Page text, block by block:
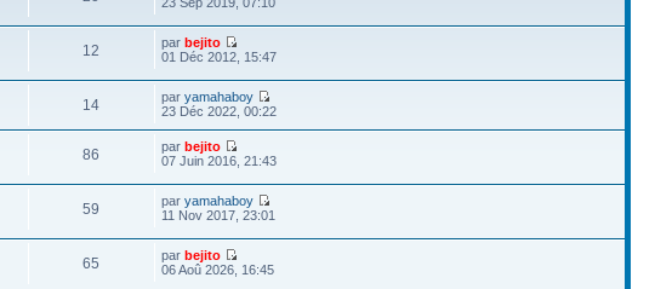
12 parbejito
01 Déc 2012, 15:47
14 paryamahaboy
23 Déc 2022, 00:22
86 parbejito
07 Juin 2016, 21:43
59 paryamahaboy
11 Nov 2017, 23:01
65 parbejito
06 Aoû 2026, 16:45